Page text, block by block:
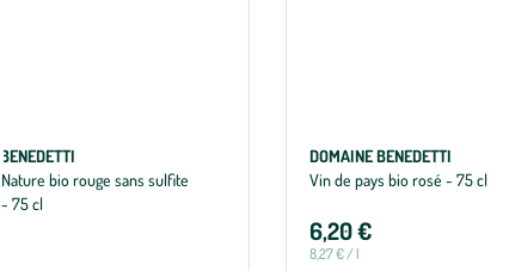
bio rouge sans sulfite
75 cl
DOMAINE BENEDETTI
Vin de pays bio rosé - 75 cl
6,20 €
8,27 € / l